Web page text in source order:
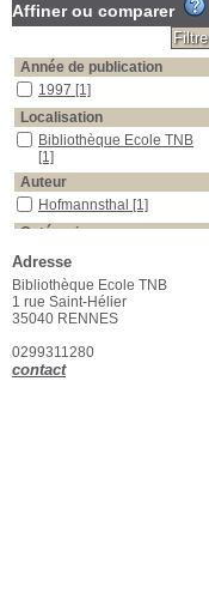
Affiner ou comparer
Année de publication
1997 [1]
Localisation
Bibliothèque Ecole TNB
[1]
Auteur
Hofmannsthal [1]
Catégorie
Théâtre
Section
Théâtre moderne et
classique[1]
Langue
Français
Adresse
Bibliothèque Ecole TNB
1 rue Saint-Hélier
35040 RENNES
0299311280
contact